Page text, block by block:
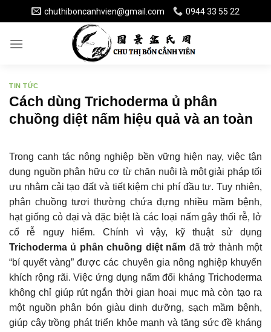
to
content
chuthiboncanhvien@gmail.com 0944 33 55 22
TIN TỨC
Cách dùng Trichoderma ủ phân
chuồng diệt nấm hiệu quả và an toàn
Trong canh tác nông nghiệp bền vững hiện nay, việc tận
dụng nguồn phân hữu cơ từ chăn nuôi là một giải pháp tối
ưu nhằm cải tạo đất và tiết kiệm chi phí đầu tư. Tuy nhiên,
phân chuồng tươi thường chứa đựng nhiều mầm bệnh,
hạt giống cỏ dại và đặc biệt là các loại nấm gây thối rễ, lở
cổ rễ nguy hiểm. Chính vì vậy, kỹ thuật sử dụng
Trichoderma ủ phân chuồng diệt nấm đã trở thành một
“bí quyết vàng” được các chuyên gia nông nghiệp khuyến
khích rộng rãi. Việc ứng dụng nấm đối kháng Trichoderma
không chỉ giúp rút ngắn thời gian hoai mục mà còn tạo ra
một nguồn phân bón giàu dinh dưỡng, sạch mầm bệnh,
giúp cây trồng phát triển khỏe mạnh và tăng sức đề kháng